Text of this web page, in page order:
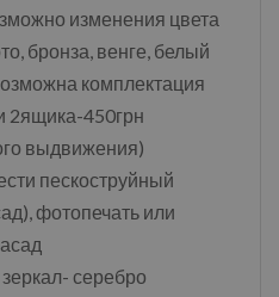
изменения цвета
бронза, венге, белый
комплектация
450грн
выдвижения)
пескоструйный
фотопечать или
серебро